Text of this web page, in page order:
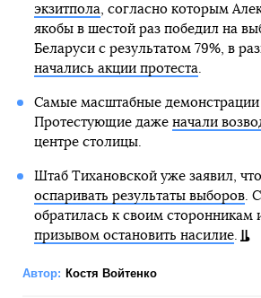
экзитпола, согласно которым
якобы в шестой раз победил на
Беларуси с результатом 79%, в
начались акции протеста.
Самые масштабные
Протестующие даже начали
центре столицы.
Штаб Тихановской уже заявил,
оспаривать результаты выборов.
обратилась к своим сторонникам
призывом остановить насилие.
Автор: Костя Войтенко